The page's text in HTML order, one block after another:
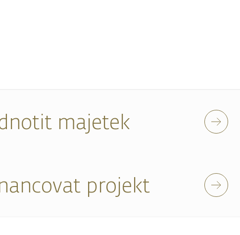
majetek
projekt